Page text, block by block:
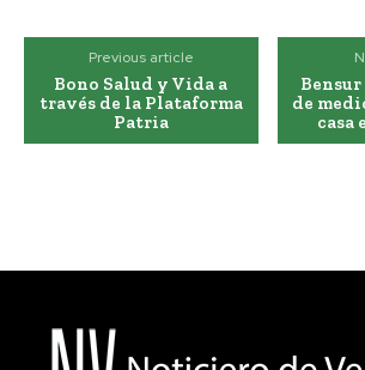
Previous article
Bono Salud y Vida a
través de la Plataforma
Patria
de
casa